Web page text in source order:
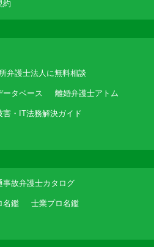
約
弁護士法人に無料相談
ータベース 離婚弁護士アトム
害・IT法務解決ガイド
事故弁護士カタログ
名鑑 士業プロ名鑑